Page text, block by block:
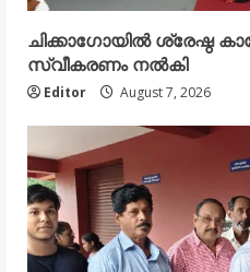
ചിക്കാഗോയിൽ ശ്രേഷ്ഠ
സ്വീകരണം നൽകി
Editor August 7, 2026